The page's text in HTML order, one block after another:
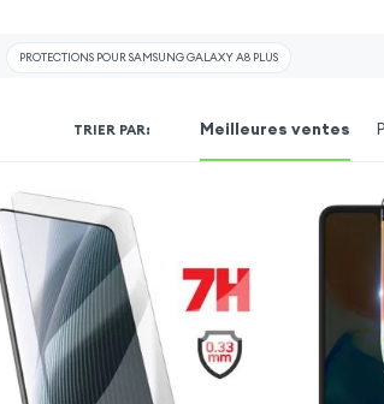
PROTECTIONS POUR SAMSUNG GALAXY A8 PLUS
TRIER PAR: Meilleures ventes